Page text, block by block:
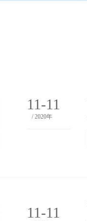
11-11
/ 2020年
11-11